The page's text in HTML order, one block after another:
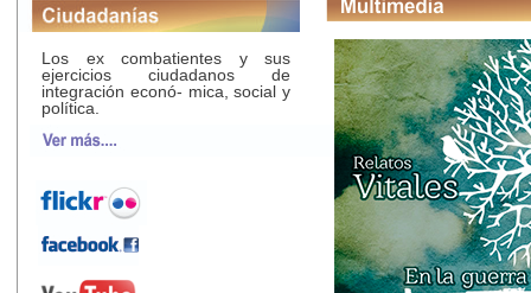
Los ex combatientes y sus
ejercicios ciudadanos de
integración econó- mica, social y
política.